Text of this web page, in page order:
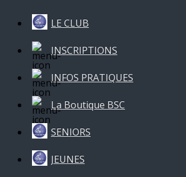
LE CLUB
INSCRIPTIONS
INFOS PRATIQUES
La Boutique BSC
SENIORS
JEUNES